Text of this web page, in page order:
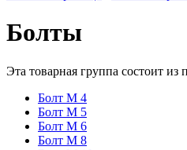
Бoлты
Эта товарная группа состоит из
Бoлт М 4
Бoлт М 5
Бoлт М 6
Бoлт М 8